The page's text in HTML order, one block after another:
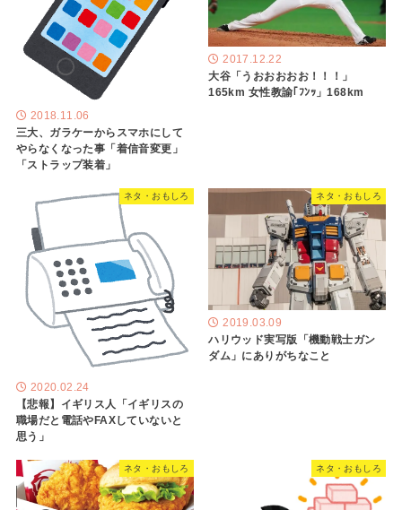
2018.11.06
三大、ガラケーからスマホにして
やらなくなった事「着信音変更」
「ストラップ装着」
2017.12.22
大谷「うおおおおお！！！」
165km 女性教諭｢ﾌﾝｯ」168km
ネタ・おもしろ
2020.02.24
【悲報】イギリス人「イギリスの
職場だと電話やFAXしていないと
思う」
ネタ・おもしろ
2019.03.09
ハリウッド実写版「機動戦士ガン
ダム」にありがちなこと
ネタ・おもしろ ネタ・おもしろ